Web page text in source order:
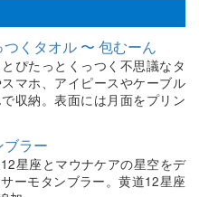
くタオル 〜 包むーん
ぴたっとくっつく不思議なタ
マホ、アイピースやケーブル
収納。表面には月面をプリン
ラー
星座とマウナケアの星空をデ
ーモタンブラー。黄道12星座